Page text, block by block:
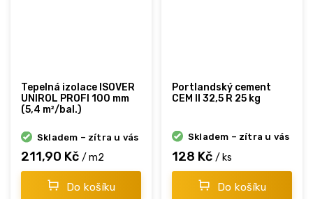
Tepelná izolace ISOVER
UNIROL PROFI 100 mm
(5,4 m²/bal.)
Skladem – zítra u vás
211,90 Kč / m2
Do košíku
Portlandský cement
CEM II 32,5 R 25 kg
Skladem – zítra u vás
128 Kč / ks
Do košíku